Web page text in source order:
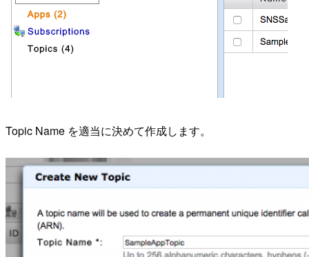
Topic Name を適当に決めて作成します。